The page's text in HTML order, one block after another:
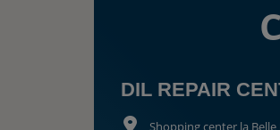
DIL REPAIR
Shopping center la Belle